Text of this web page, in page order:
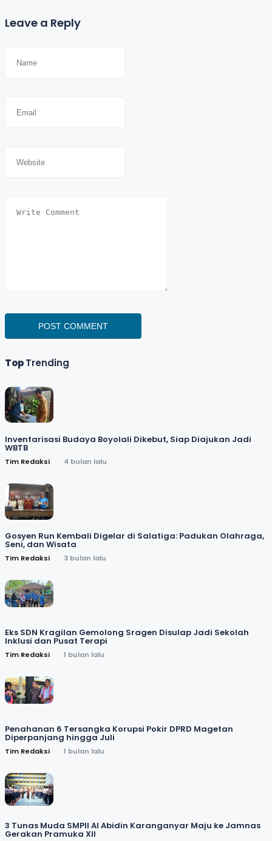
Leave a Reply
POST COMMENT
TopTrending
Inventarisasi Budaya Boyolali Dikebut, Siap Diajukan Jadi
WBTB
Tim Redaksi 4 bulan lalu
Gosyen Run Kembali Digelar di Salatiga: Padukan Olahraga,
Seni, dan Wisata
Tim Redaksi 3 bulan lalu
Eks SDN Kragilan Gemolong Sragen Disulap Jadi Sekolah
Inklusi dan Pusat Terapi
Tim Redaksi 1 bulan lalu
Penahanan 6 Tersangka Korupsi Pokir DPRD Magetan
Diperpanjang hingga Juli
Tim Redaksi 1 bulan lalu
3 Tunas Muda SMPII Al Abidin Karanganyar Maju ke Jamnas
Gerakan Pramuka XII